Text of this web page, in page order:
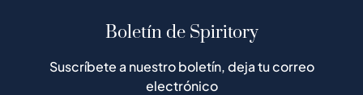
Boletín de Spiritory
Suscríbete a nuestro boletín, deja tu correo
electrónico